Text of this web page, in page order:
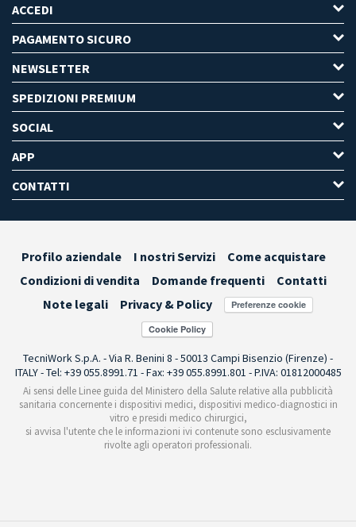
ACCEDI
PAGAMENTO SICURO
NEWSLETTER
SPEDIZIONI PREMIUM
SOCIAL
APP
CONTATTI
Profilo aziendale I nostri Servizi
Come acquistare
Condizioni di vendita
Domande frequenti
Contatti
Note legali
Privacy & Policy Preferenze cookie
TecniWork S.p.A. - Via R. Benini 8 - 50013 Campi Bisenzio (Firenze) -
ITALY - Tel: +39 055.8991.71 - Fax: +39 055.8991.801 - P.IVA: 01812000485
Ai sensi delle Linee guida del Ministero della Salute relative alla pubblicità
sanitaria concernente i dispositivi medici, dispositivi medico-diagnostici in
vitro e presidi medico chirurgici,
si avvisa l'utente che le informazioni ivi contenute sono esclusivamente
rivolte agli operatori professionali.